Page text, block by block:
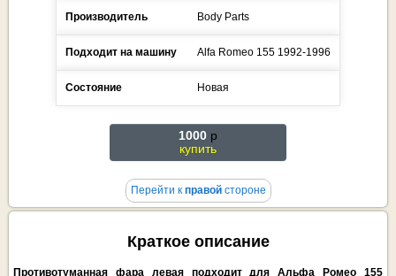
Производитель Body Parts
Подходит на машину Alfa Romeo 155 1992-1996
Состояние Новая
1000 p
купить
Перейти к правойстороне
Краткое описание
Противотуманная фара левая подходит для Альфа Ромео 155